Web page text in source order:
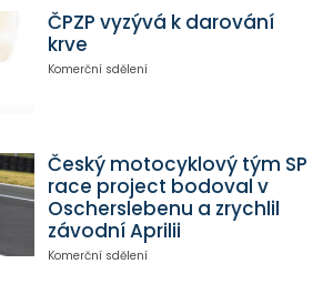
ČPZP vyzývá k darování
krve
Komerční sdělení
Český motocyklový tým SP
race project bodoval v
Oscherslebenu a zrychlil
závodní Aprilii
Komerční sdělení